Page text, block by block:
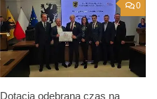
0
Dotacja odebrana czas na